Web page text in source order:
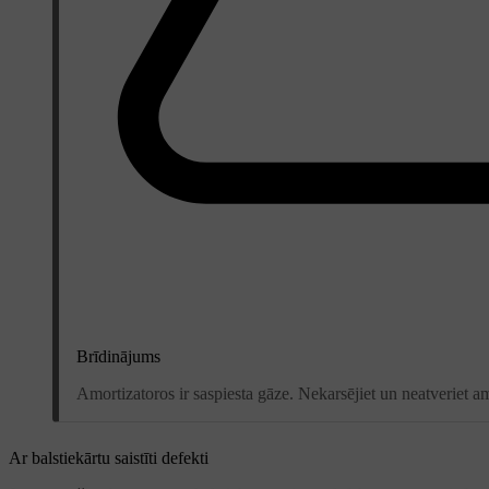
Brīdinājums
Amortizatoros ir saspiesta gāze. Nekarsējiet un neatveriet
Ar balstiekārtu saistīti defekti